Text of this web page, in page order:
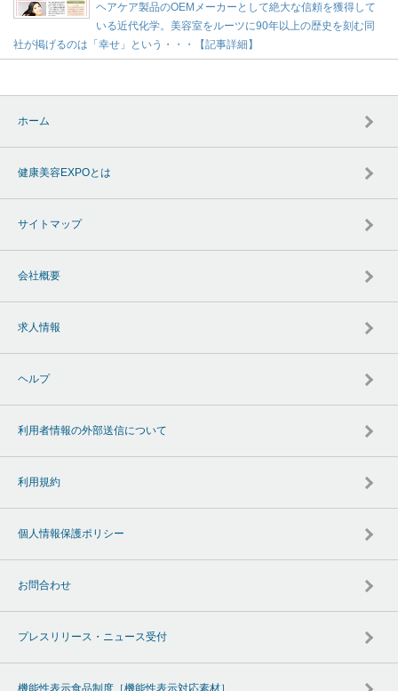
ヘアケア製品のOEMメーカーとして絶大な信頼を獲得して
いる近代化学。美容室をルーツに90年以上の歴史を刻む同
社が掲げるのは「幸せ」という・・・【記事詳細】
ホーム
健康美容EXPOとは
サイトマップ
会社概要
求人情報
ヘルプ
利用者情報の外部送信について
利用規約
個人情報保護ポリシー
お問合わせ
プレスリリース・ニュース受付